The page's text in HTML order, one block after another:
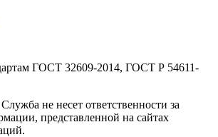
ГОСТ 32609-2014, ГОСТ Р 54611-
не несет ответственности за
представленной на сайтах